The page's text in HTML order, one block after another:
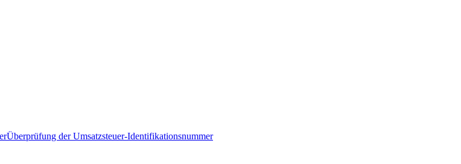
Überprüfung der Umsatzsteuer-Identifikationsnummer